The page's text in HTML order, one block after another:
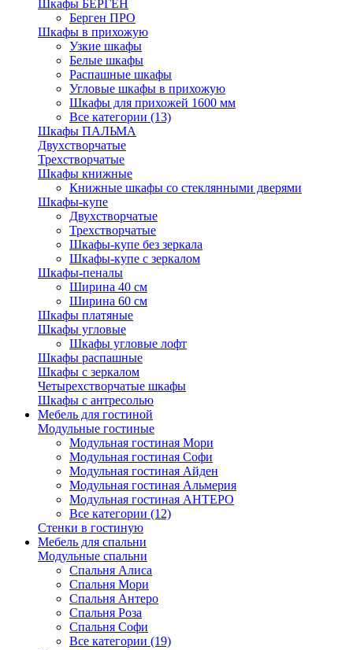
Шкафы БЕРГЕН
Берген ПРО
Шкафы в прихожую
Узкие шкафы
Белые шкафы
Распашные шкафы
Угловые шкафы в прихожую
Шкафы для прихожей 1600 мм
Все категории (13)
Шкафы ПАЛЬМА
Двухстворчатые
Трехстворчатые
Шкафы книжные
Книжные шкафы со стеклянными дверями
Шкафы-купе
Двухстворчатые
Трехстворчатые
Шкафы-купе без зеркала
Шкафы-купе с зеркалом
Шкафы-пеналы
Ширина 40 см
Ширина 60 см
Шкафы платяные
Шкафы угловые
Шкафы угловые лофт
Шкафы распашные
Шкафы с зеркалом
Четырехстворчатые шкафы
Шкафы с антресолью
Мебель для гостиной
Модульные гостиные
Модульная гостиная Мори
Модульная гостиная Софи
Модульная гостиная Айден
Модульная гостиная Альмерия
Модульная гостиная АНТЕРО
Все категории (12)
Стенки в гостиную
Мебель для спальни
Модульные спальни
Спальня Алиса
Спальня Мори
Спальня Антеро
Спальня Роза
Спальня Софи
Все категории (19)